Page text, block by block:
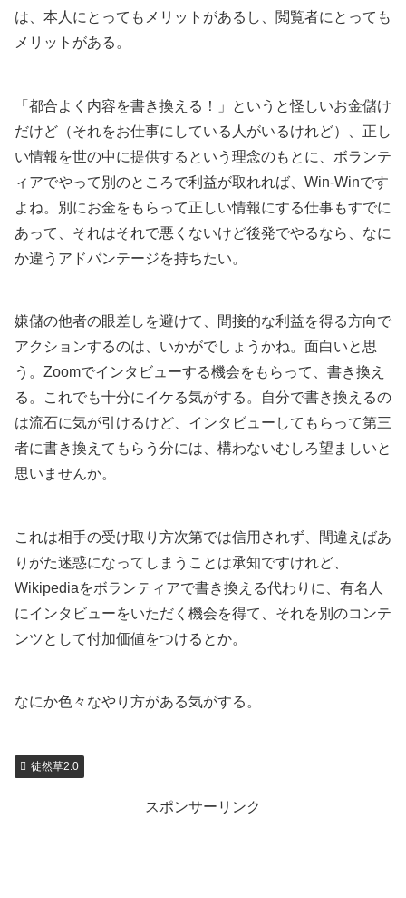
は、本人にとってもメリットがあるし、閲覧者にとっても
メリットがある。
「都合よく内容を書き換える！」というと怪しいお金儲け
だけど（それをお仕事にしている人がいるけれど）、正し
い情報を世の中に提供するという理念のもとに、ボランテ
ィアでやって別のところで利益が取れれば、Win-Winです
よね。別にお金をもらって正しい情報にする仕事もすでに
あって、それはそれで悪くないけど後発でやるなら、なに
か違うアドバンテージを持ちたい。
嫌儲の他者の眼差しを避けて、間接的な利益を得る方向で
アクションするのは、いかがでしょうかね。面白いと思
う。Zoomでインタビューする機会をもらって、書き換え
る。これでも十分にイケる気がする。自分で書き換えるの
は流石に気が引けるけど、インタビューしてもらって第三
者に書き換えてもらう分には、構わないむしろ望ましいと
思いませんか。
これは相手の受け取り方次第では信用されず、間違えばあ
りがた迷惑になってしまうことは承知ですけれど、
Wikipediaをボランティアで書き換える代わりに、有名人
にインタビューをいただく機会を得て、それを別のコンテ
ンツとして付加価値をつけるとか。
なにか色々なやり方がある気がする。
徒然草2.0
スポンサーリンク